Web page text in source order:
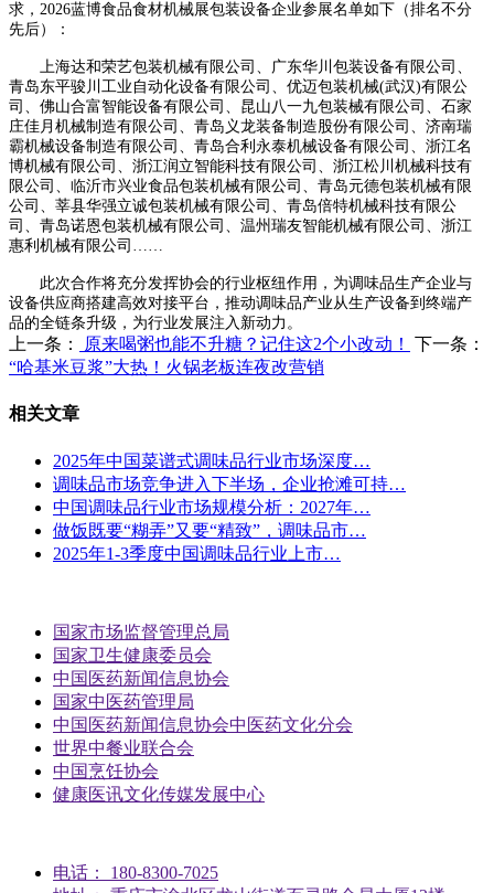
求，2026蓝博食品食材机械展包装设备企业参展名单如下（排名不分
先后）：
上海达和荣艺包装机械有限公司、广东华川包装设备有限公司、
青岛东平骏川工业自动化设备有限公司、优迈包装机械(武汉)有限公
司、佛山合富智能设备有限公司、昆山八一九包装械有限公司、石家
庄佳月机械制造有限公司、青岛义龙装备制造股份有限公司、济南瑞
霸机械设备制造有限公司、青岛合利永泰机械设备有限公司、浙江名
博机械有限公司、浙江润立智能科技有限公司、浙江松川机械科技有
限公司、临沂市兴业食品包装机械有限公司、青岛元德包装机械有限
公司、莘县华强立诚包装机械有限公司、青岛倍特机械科技有限公
司、青岛诺恩包装机械有限公司、温州瑞友智能机械有限公司、浙江
惠利机械有限公司……
此次合作将充分发挥协会的行业枢纽作用，为调味品生产企业与
设备供应商搭建高效对接平台，推动调味品产业从生产设备到终端产
品的全链条升级，为行业发展注入新动力。
上一条： 原来喝粥也能不升糖？记住这2个小改动！
下一条：
“哈基米豆浆”大热！火锅老板连夜改营销
相关文章
2025年中国菜谱式调味品行业市场深度…
调味品市场竞争进入下半场，企业抢滩可持…
中国调味品行业市场规模分析：2027年…
做饭既要“糊弄”又要“精致”，调味品市…
2025年1-3季度中国调味品行业上市…
国家市场监督管理总局
国家卫生健康委员会
中国医药新闻信息协会
国家中医药管理局
中国医药新闻信息协会中医药文化分会
世界中餐业联合会
中国烹饪协会
健康医讯文化传媒发展中心
电话： 180-8300-7025